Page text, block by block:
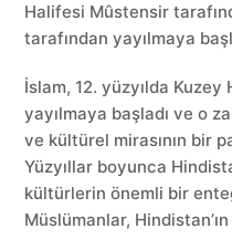
Halifesi Mûstensir
tarafından yayılmaya
İslam, 12. yüzyılda
yayılmaya başladı ve o
ve kültürel mirasının bir
Yüzyıllar boyunca
kültürlerin önemli bir
Müslümanlar,